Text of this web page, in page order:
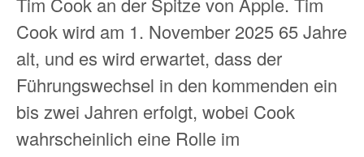
Cook wird am 1. November 2025 65 Jahre
alt, und es wird erwartet, dass der
Führungswechsel in den kommenden ein
bis zwei Jahren erfolgt, wobei Cook
wahrscheinlich eine Rolle im